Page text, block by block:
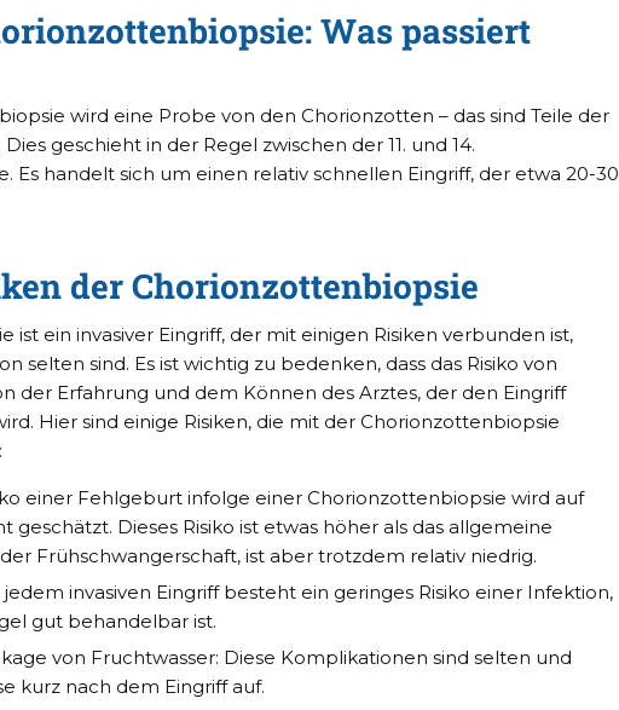
Was passiert
wird eine Probe von den Chorionzotten – das sind Teile der
geschieht in der Regel zwischen der 11. und 14.
Es handelt sich um einen relativ schnellen Eingriff, der etwa 20-30
der Chorionzottenbiopsie
ist ein invasiver Eingriff, der mit einigen Risiken verbunden ist,
selten sind. Es ist wichtig zu bedenken, dass das Risiko von
der Erfahrung und dem Können des Arztes, der den Eingriff
Hier sind einige Risiken, die mit der Chorionzottenbiopsie
einer Fehlgeburt infolge einer Chorionzottenbiopsie wird auf
geschätzt. Dieses Risiko ist etwas höher als das allgemeine
Frühschwangerschaft, ist aber trotzdem relativ niedrig.
invasiven Eingriff besteht ein geringes Risiko einer Infektion,
gut behandelbar ist.
von Fruchtwasser: Diese Komplikationen sind selten und
kurz nach dem Eingriff auf.